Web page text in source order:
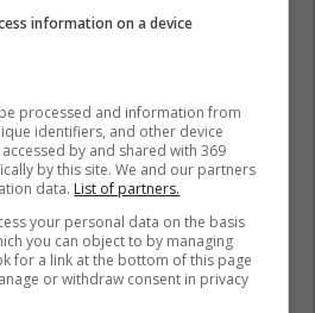
information on a device
processed and information from
identifiers, and other device
by and shared with 369
by this site. We and our partners
data. List of partners.
your personal data on the basis
you can object to by managing
for a link at the bottom of this page
or withdraw consent in privacy